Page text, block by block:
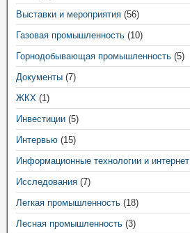
Выставки и мероприятия (56)
Газовая промышленность (10)
Горнодобывающая промышленность (5)
Документы (7)
ЖКХ (1)
Инвестиции (5)
Интервью (15)
Информационные технологии и интернет
Исследования (7)
Легкая промышленность (18)
Лесная промышленность (3)